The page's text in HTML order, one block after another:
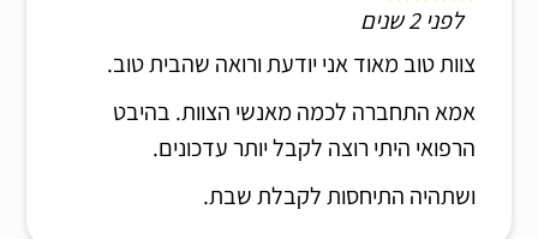
לפני 2 שנים
צוות טוב מאוד אני יודעת ורואה שהבית טוב.
אמא התחברה לכמה מאנשי הצוות. בהיבט
הרפואי היתי רוצה לקבל יותר עדכונים.
ושתהיה התיחסות לקבלת שבת.